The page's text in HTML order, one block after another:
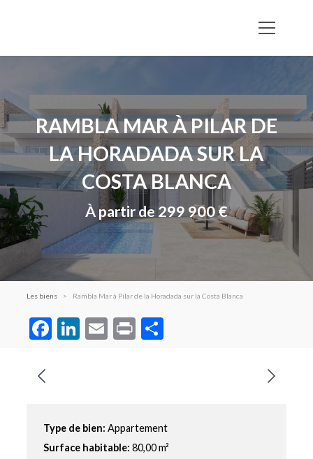
RAMBLA MAR À PILAR DE
LA HORADADA SUR LA
COSTA BLANCA
À partir de 299 900 €
Les biens Rambla Mar à Pilar de la Horadada sur la Costa Blanca
Facebook
LinkedIn
Email
Print
Type de bien: Appartement
Surface habitable: 80,00 m²